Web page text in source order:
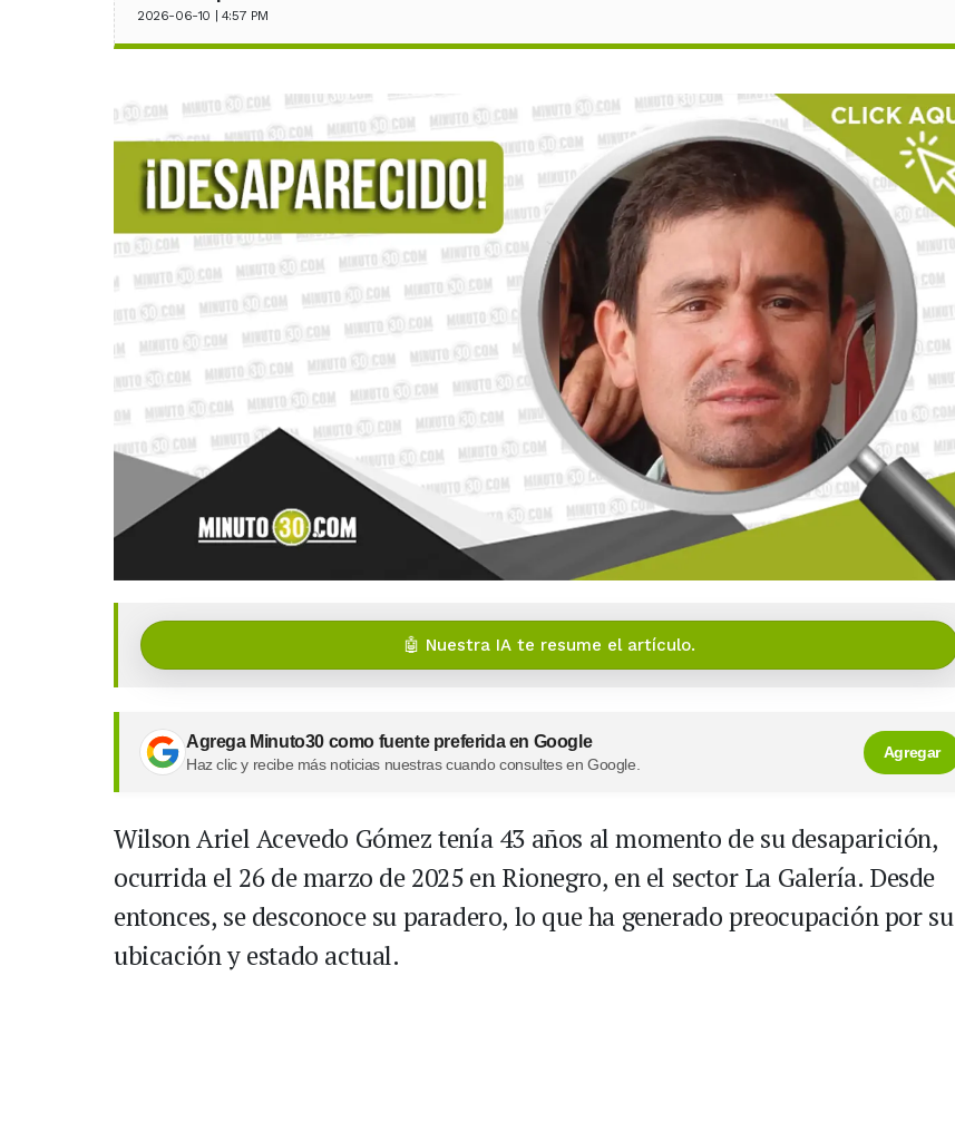
2026-06-10 | 4:57 PM
🤖 Nuestra IA te resume el artículo.
Agrega Minuto30 como fuente preferida en Google
Haz clic y recibe más noticias nuestras cuando consultes en Google.
Agregar
Wilson Ariel Acevedo Gómez tenía 43 años al momento de su desaparición,
ocurrida el 26 de marzo de 2025 en Rionegro, en el sector La Galería. Desde
entonces, se desconoce su paradero, lo que ha generado preocupación por su
ubicación y estado actual.